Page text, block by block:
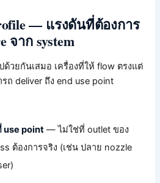
— แรงดันที่ต้องการ
จาก system
ด้วยกันเสมอ เครื่องที่ให้ flow ตรงแต่
ถ deliver ถึง end use point
use point — ไม่ใช่ที่ outlet ของ
ต้องการจริง (เช่น ปลาย nozzle